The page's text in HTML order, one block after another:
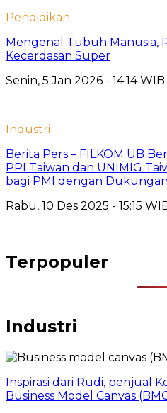
Pendidikan
Mengenal Tubuh Manusia,
Kecerdasan Super
Senin, 5 Jan 2026 - 14:14 WIB
Industri
Berita Pers – FILKOM UB
PPI Taiwan dan UNIMIG
bagi PMI dengan
Rabu, 10 Des 2025 - 15:15
Terpopuler
Industri
Inspirasi dari Rudi, penjual
Business Model Canvas